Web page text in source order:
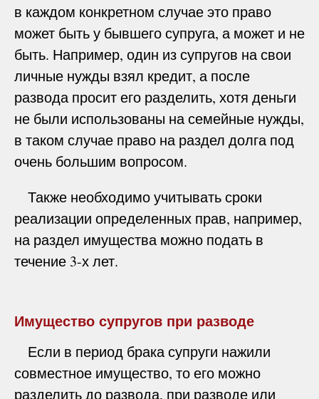
в каждом конкретном случае это право
может быть у бывшего супруга, а может и не
быть. Например, один из супругов на свои
личные нужды взял кредит, а после
развода просит его разделить, хотя деньги
не были использованы на семейные нужды,
в таком случае право на раздел долга под
очень большим вопросом.
Также необходимо учитывать сроки
реализации определенных прав, например,
на раздел имущества можно подать в
течение 3-х лет.
Имущество супругов при разводе
Если в период брака супруги нажили
совместное имущество, то его можно
разделить до развода, при разводе или